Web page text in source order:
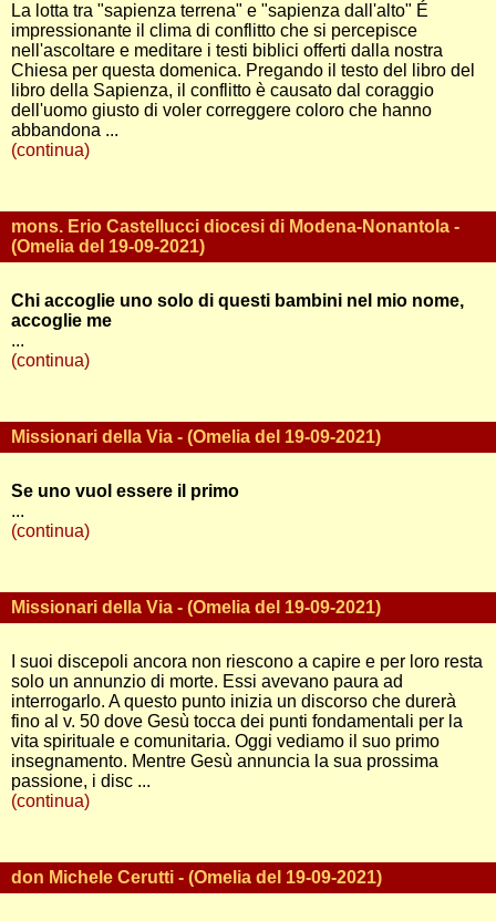
La lotta tra "sapienza terrena" e "sapienza dall'alto" É
impressionante il clima di conflitto che si percepisce
nell'ascoltare e meditare i testi biblici offerti dalla nostra
Chiesa per questa domenica. Pregando il testo del libro del
libro della Sapienza, il conflitto è causato dal coraggio
dell'uomo giusto di voler correggere coloro che hanno
abbandona ...
(continua)
mons. Erio Castellucci diocesi di Modena-Nonantola -
(Omelia del 19-09-2021)
Chi accoglie uno solo di questi bambini nel mio nome,
accoglie me
...
(continua)
Missionari della Via - (Omelia del 19-09-2021)
Se uno vuol essere il primo
...
(continua)
Missionari della Via - (Omelia del 19-09-2021)
I suoi discepoli ancora non riescono a capire e per loro resta
solo un annunzio di morte. Essi avevano paura ad
interrogarlo. A questo punto inizia un discorso che durerà
fino al v. 50 dove Gesù tocca dei punti fondamentali per la
vita spirituale e comunitaria. Oggi vediamo il suo primo
insegnamento. Mentre Gesù annuncia la sua prossima
passione, i disc ...
(continua)
don Michele Cerutti - (Omelia del 19-09-2021)